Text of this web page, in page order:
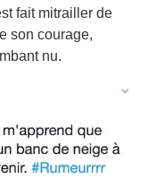
fait mitrailler de
son courage,
nu.